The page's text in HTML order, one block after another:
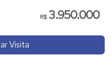
R$3.950.000
Visita